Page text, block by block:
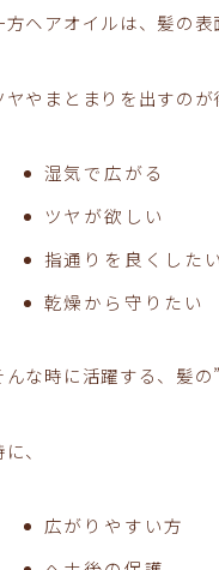
方ヘアオイルは、髪の
ヤやまとまりを出すのが
湿気で広がる
ツヤが欲しい
指通りを良くしたい
乾燥から守りたい
んな時に活躍する、髪の
、
広がりやすい方